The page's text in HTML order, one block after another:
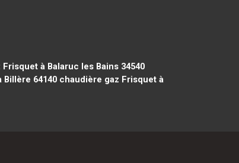
à Balaruc les Bains 34540
64140 chaudière gaz Frisquet à